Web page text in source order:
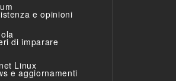
e opinioni
di imparare
Linux
e aggiornamenti